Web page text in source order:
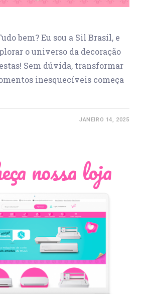
bem? Eu sou a Sil Brasil, e
o universo da decoração
Sem dúvida, transformar
inesquecíveis começa
JANEIRO 14, 2025
nossa loja
Pastori